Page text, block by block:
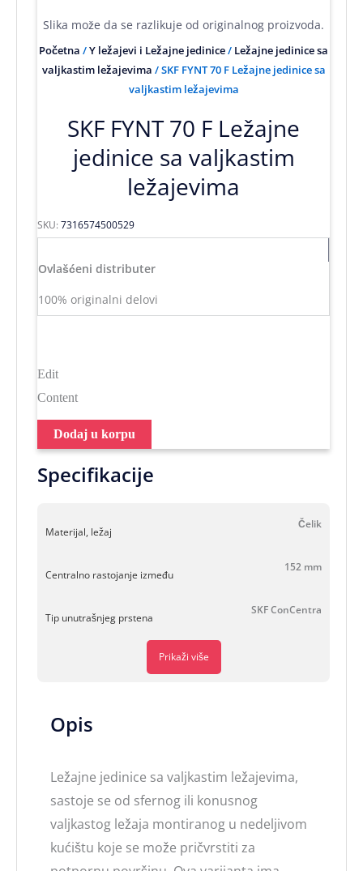
Slika može da se razlikuje od originalnog proizvoda.
Početna /Y ležajevi i Ležajne jedinice/ Ležajne jedinice sa
valjkastim ležajevima / SKF FYNT 70 F Ležajne jedinice sa
valjkastim ležajevima
SKF FYNT 70 F Ležajne
jedinice sa valjkastim
ležajevima
SKU: 7316574500529
Ovlašćeni distributer
100% originalni delovi
Edit
Content
Dodaj u korpu
Specifikacije
Materijal, ležaj
Čelik
Centralno rastojanje između
152 mm
Tip unutrašnjeg prstena
SKF ConCentra
Prikaži više
Opis
Ležajne jedinice sa valjkastim ležajevima,
sastoje se od sfernog ili konusnog
valjkastog ležaja montiranog u nedeljivom
kućištu koje se može pričvrstiti za